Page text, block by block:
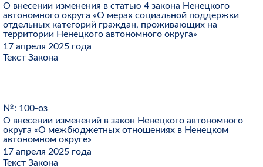
О внесении изменения в статью 4 закона Ненецкого
автономного округа «О мерах социальной поддержки
отдельных категорий граждан, проживающих на
территории Ненецкого автономного округа»
17 апреля 2025 года
Текст Закона
№: 100-оз
О внесении изменений в закон Ненецкого автономного
округа «О межбюджетных отношениях в Ненецком
автономном округе»
17 апреля 2025 года
Текст Закона